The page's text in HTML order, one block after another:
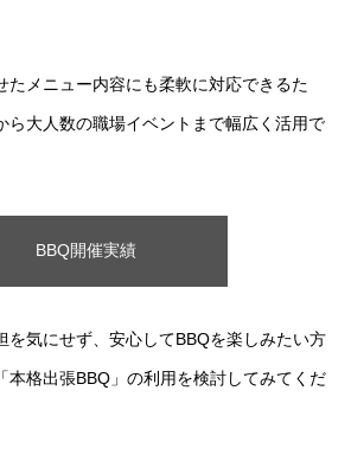
たメニュー内容にも柔軟に対応できるた
ら大人数の職場イベントまで幅広く活用で
BBQ開催実績
を気にせず、安心してBBQを楽しみたい方
本格出張BBQ」の利用を検討してみてくだ